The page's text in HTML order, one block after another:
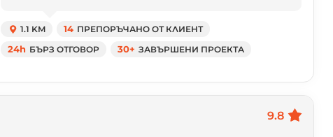
1.1 KM 14 ПРЕПОРЪЧАНО ОТ КЛИЕНТ
24h БЪРЗ ОТГОВОР 30+ ЗАВЪРШЕНИ ПРОЕКТА
9.8